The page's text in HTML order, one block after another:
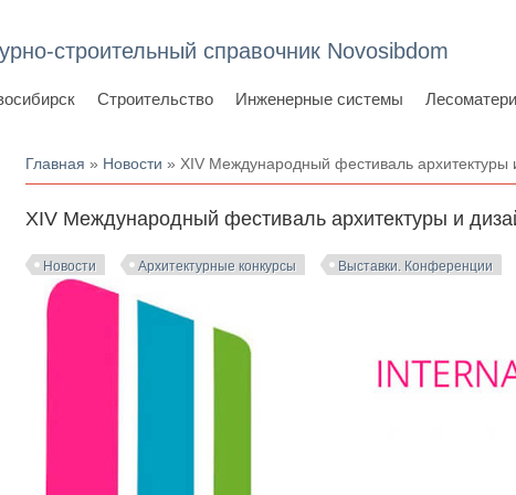
строительный справочник Novosibdom
Строительство Инженерные системы
Вы здесь
Главная » Новости » XIV Международный фестиваль архитектуры
XIV Международный фестиваль архитектуры и
Новости Архитектурные конкурсы Выставки. Конференции